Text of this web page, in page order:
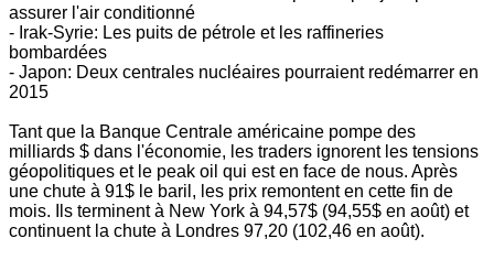
assurer l'air conditionné
- Irak-Syrie: Les puits de pétrole et les raffineries
bombardées
- Japon: Deux centrales nucléaires pourraient redémarrer en
2015
Tant que la Banque Centrale américaine pompe des
milliards $ dans l'économie, les traders ignorent les tensions
géopolitiques et le peak oil qui est en face de nous. Après
une chute à 91$ le baril, les prix remontent en cette fin de
mois. Ils terminent à New York à 94,57$ (94,55$ en août) et
continuent la chute à Londres 97,20 (102,46 en août).